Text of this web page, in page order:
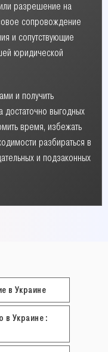
разрешение на
сопровождение
и сопутствующие
юридической
и получить
выгодных
время, избежать
разбираться в
и подзаконных
в Украине
в Украине :